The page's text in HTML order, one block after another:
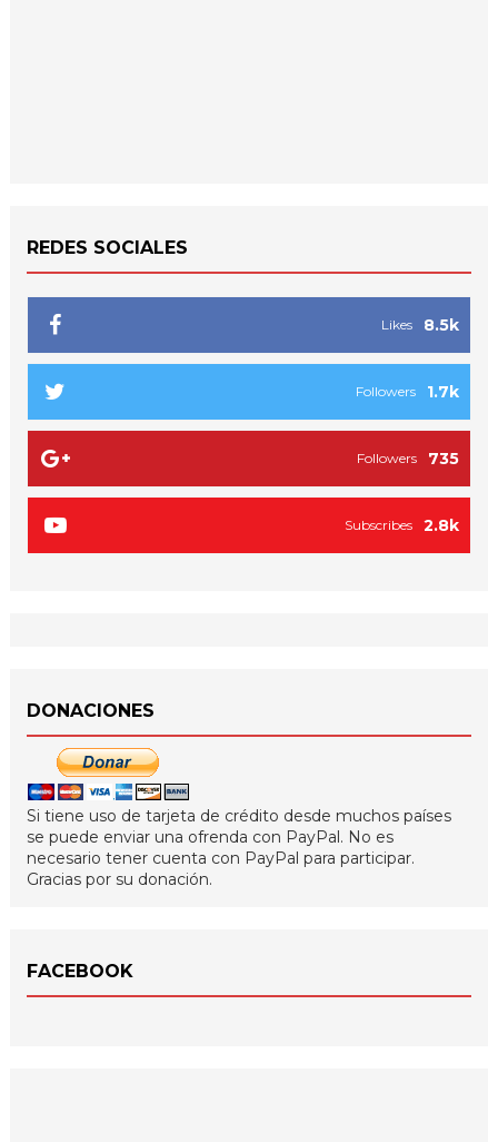
REDES SOCIALES
8.5k
Likes
1.7k
Followers
735
Followers
2.8k
Subscribes
DONACIONES
Si tiene uso de tarjeta de crédito desde muchos países
se puede enviar una ofrenda con PayPal. No es
necesario tener cuenta con PayPal para participar.
Gracias por su donación.
FACEBOOK